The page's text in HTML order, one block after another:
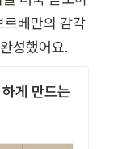
베만의 감각
성했어요.
게 만드는